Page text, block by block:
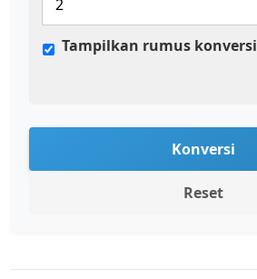
Tampilkan rumus konversi
Konversi
Reset